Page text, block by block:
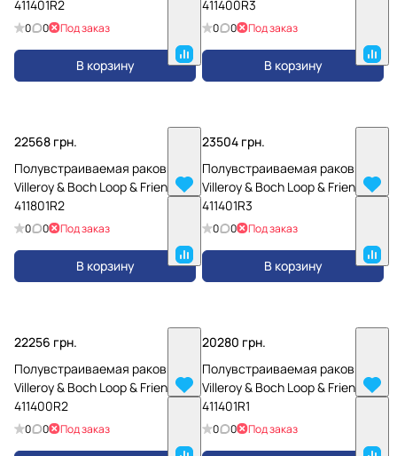
411401R2
0 0 Под заказ
В корзину
411400R3
0 0 Под заказ
В корзину
22568 грн.
Полувстраиваемая раковина
Villeroy & Boch Loop & Friends
411801R2
0 0 Под заказ
В корзину
23504 грн.
Полувстраиваемая раковина
Villeroy & Boch Loop & Friends
411401R3
0 0 Под заказ
В корзину
22256 грн.
Полувстраиваемая раковина
Villeroy & Boch Loop & Friends
411400R2
0 0 Под заказ
20280 грн.
Полувстраиваемая раковина
Villeroy & Boch Loop & Friends
411401R1
0 0 Под заказ